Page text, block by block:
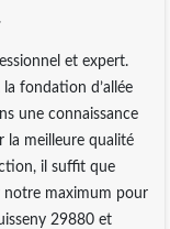
et expert.
fondation d’allée
une connaissance
la meilleure qualité
il suffit que
notre maximum pour
29880 et